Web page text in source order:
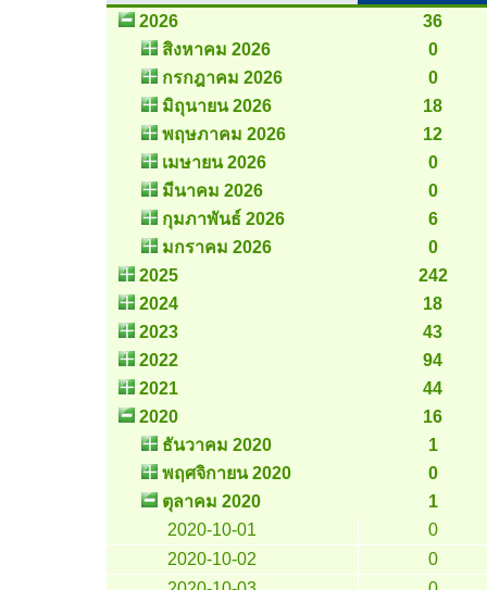
2026
36
สิงหาคม 2026
0
กรกฎาคม 2026
0
มิถุนายน 2026
18
พฤษภาคม 2026
12
เมษายน 2026
0
มีนาคม 2026
0
กุมภาพันธ์ 2026
6
มกราคม 2026
0
2025
242
2024
18
2023
43
2022
94
2021
44
2020
16
ธันวาคม 2020
1
พฤศจิกายน 2020
0
ตุลาคม 2020
1
2020-10-01
0
2020-10-02
0